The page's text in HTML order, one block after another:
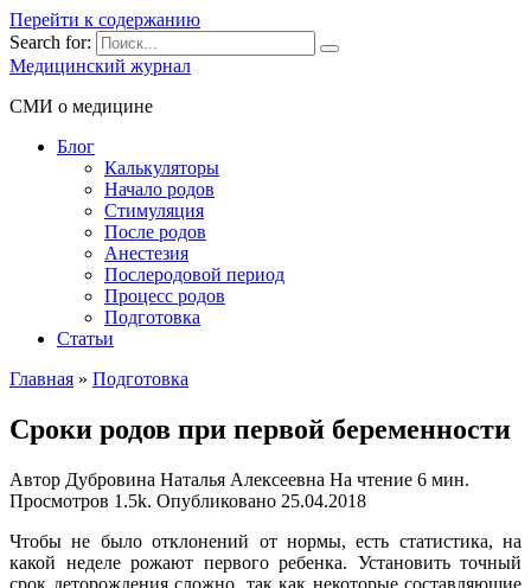
Перейти к содержанию
Search for:
Медицинский журнал
СМИ о медицине
Блог
Калькуляторы
Начало родов
Стимуляция
После родов
Анестезия
Послеродовой период
Процесс родов
Подготовка
Статьи
Главная » Подготовка
Сроки родов при первой беременности
Автор Дубровина Наталья Алексеевна На чтение 6 мин.
Просмотров 1.5k. Опубликовано 25.04.2018
Чтобы не было отклонений от нормы, есть статистика, на
какой неделе рожают первого ребенка. Установить точный
срок деторождения сложно, так как некоторые составляющие